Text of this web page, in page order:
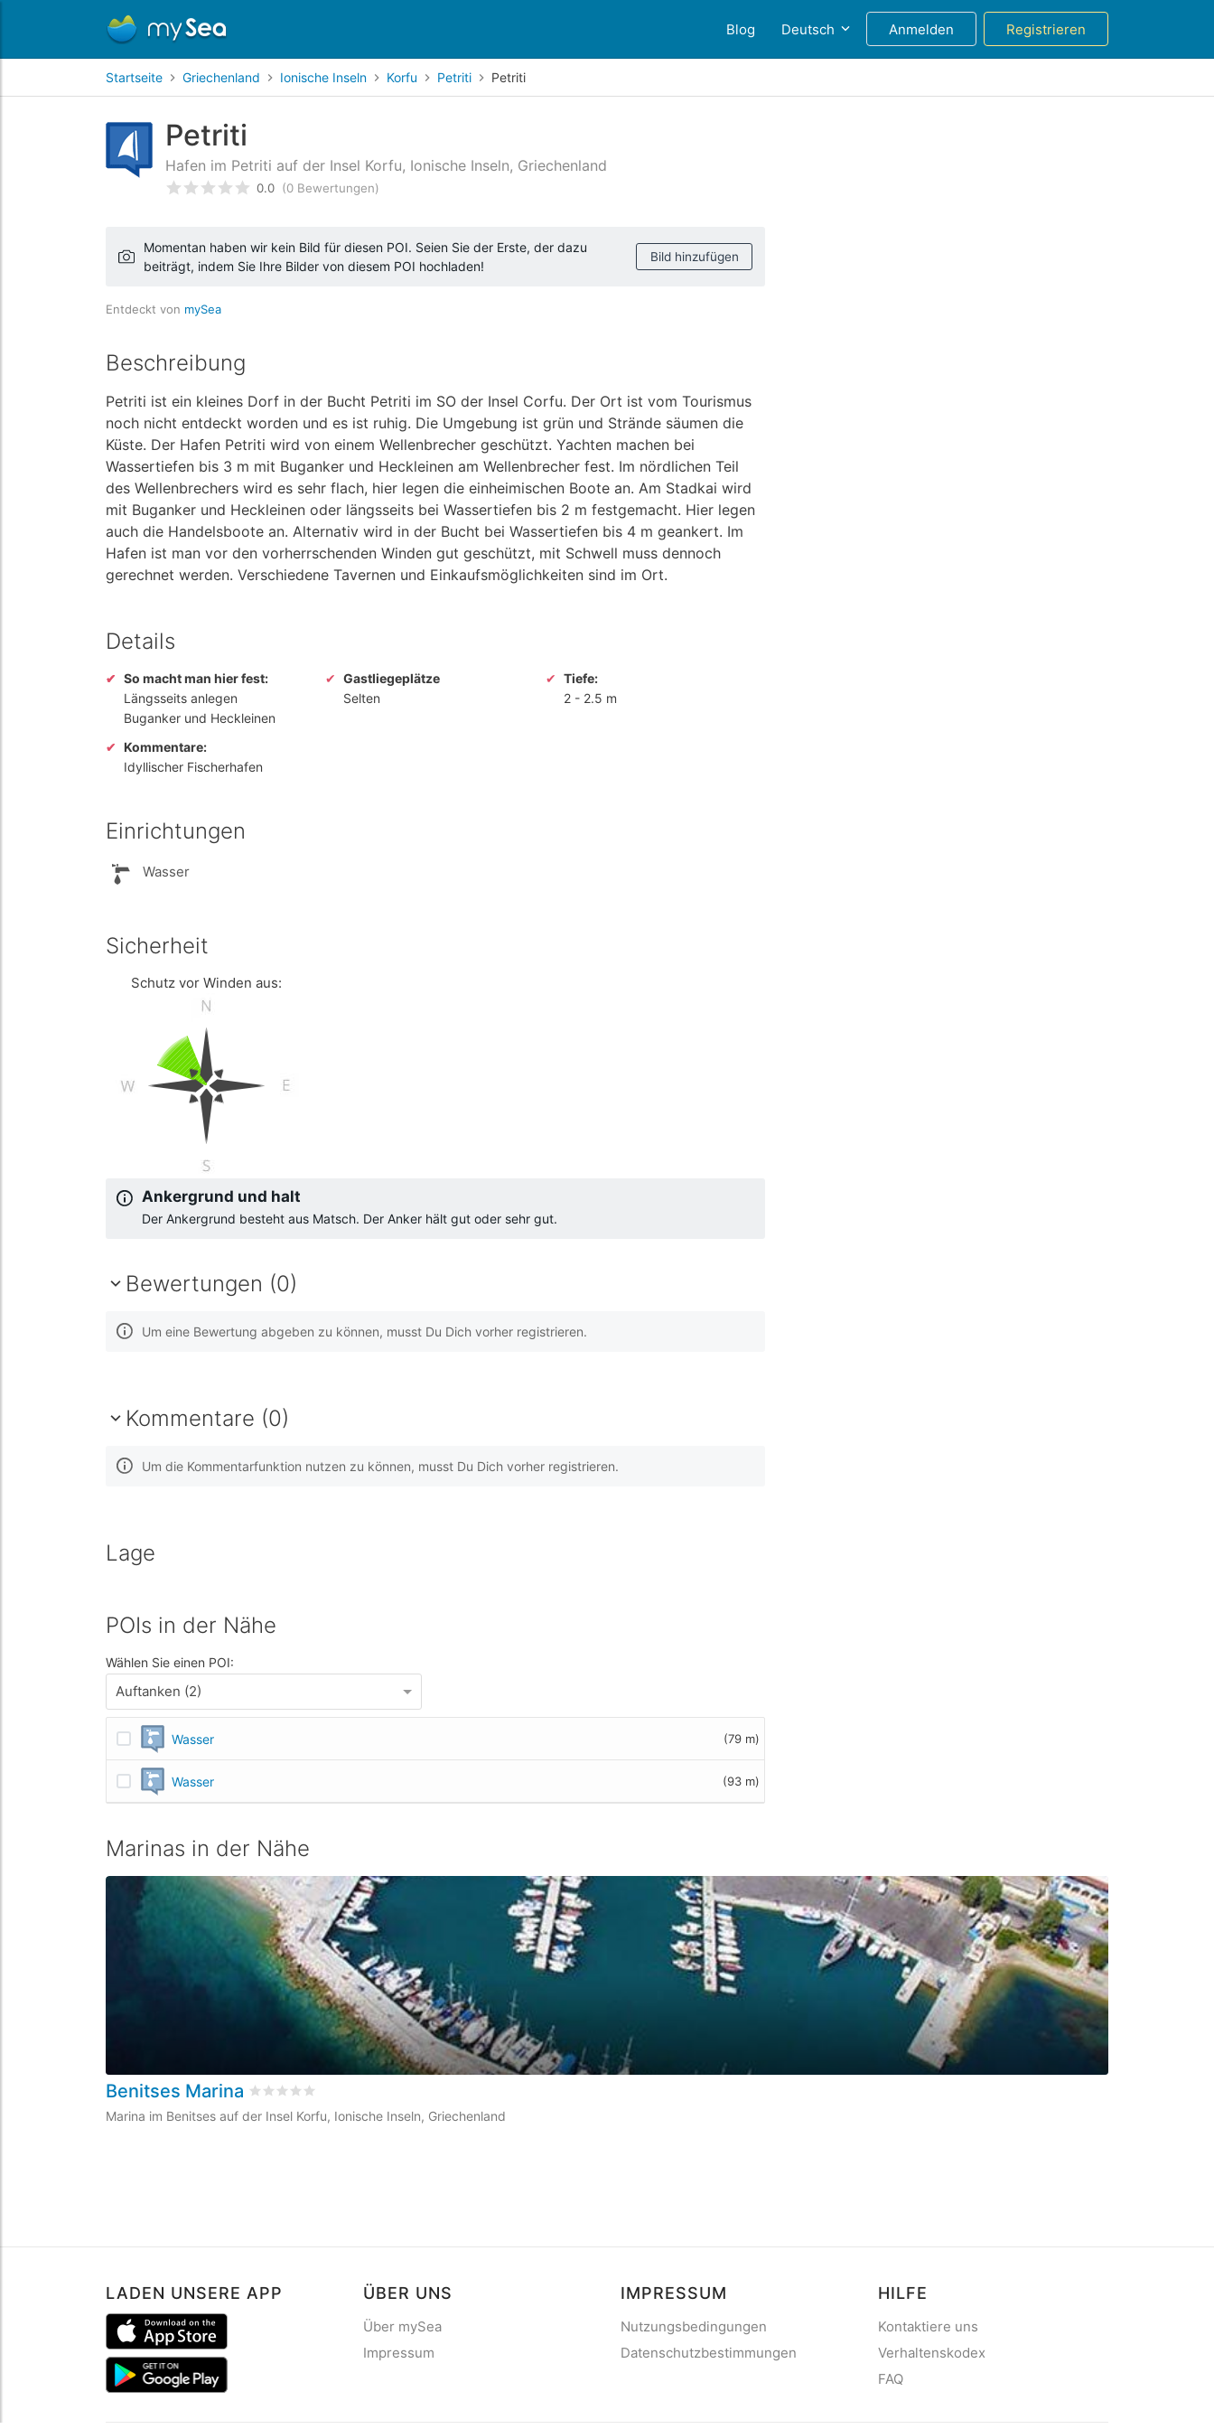
Blog Deutsch Anmelden Registrieren
Startseite Griechenland Ionische Inseln Korfu Petriti Petriti
Petriti
Hafen im Petriti auf der Insel Korfu, Ionische Inseln, Griechenland
bewertet0 /5 beyogen auf
0.0 (0 Bewertungen)
Momentan haben wir kein Bild für diesen POI. Seien Sie der Erste, der dazu
beiträgt, indem Sie Ihre Bilder von diesem POI hochladen!
Bild hinzufügen
Entdeckt von mySea
Beschreibung
Petriti ist ein kleines Dorf in der Bucht Petriti im SO der Insel Corfu. Der Ort ist vom Tourismus
noch nicht entdeckt worden und es ist ruhig. Die Umgebung ist grün und Strände säumen die
Küste. Der Hafen Petriti wird von einem Wellenbrecher geschützt. Yachten machen bei
Wassertiefen bis 3 m mit Buganker und Heckleinen am Wellenbrecher fest. Im nördlichen Teil
des Wellenbrechers wird es sehr flach, hier legen die einheimischen Boote an. Am Stadkai wird
mit Buganker und Heckleinen oder längsseits bei Wassertiefen bis 2 m festgemacht. Hier legen
auch die Handelsboote an. Alternativ wird in der Bucht bei Wassertiefen bis 4 m geankert. Im
Hafen ist man vor den vorherrschenden Winden gut geschützt, mit Schwell muss dennoch
gerechnet werden. Verschiedene Tavernen und Einkaufsmöglichkeiten sind im Ort.
Details
So macht man hier fest:
Längsseits anlegen
Buganker und Heckleinen
Gastliegeplätze
Selten
Tiefe:
2- 2.5 m
Kommentare:
Idyllischer Fischerhafen
Einrichtungen
Wasser
Sicherheit
Schutz vor Winden aus:
Ankergrund und halt
Der Ankergrund besteht aus Matsch. Der Anker hält gut oder sehr gut.
Bewertungen (0)
Um eine Bewertung abgeben zu können, musst Du Dich vorher registrieren.
Kommentare (0)
Um die Kommentarfunktion nutzen zu können, musst Du Dich vorher registrieren.
Lage
POIs in der Nähe
Wählen Sie einen POI:
Auftanken (2)
Wasser (79 m)
Wasser (93 m)
Marinas in der Nähe
Benitses Marina bewertet0
Marina im Benitses auf der Insel Korfu, Ionische Inseln, Griechenland
LADEN UNSERE APP ÜBER UNS
Über mySea
Impressum
IMPRESSUM
Nutzungsbedingungen
Datenschutzbestimmungen
HILFE
Kontaktiere uns
Verhaltenskodex
FAQ